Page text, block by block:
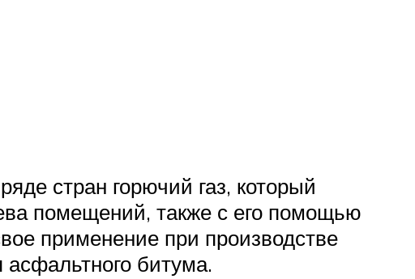
стран горючий газ, который
помещений, также с его помощью
применение при производстве
битума.